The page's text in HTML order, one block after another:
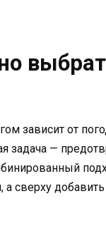
зависит от
задача —
а сверху